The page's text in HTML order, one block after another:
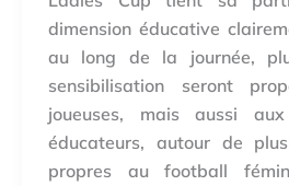
dimension éducative
au long de la journée,
sensibilisation seront
joueuses, mais aussi
éducateurs, autour de
propres au football